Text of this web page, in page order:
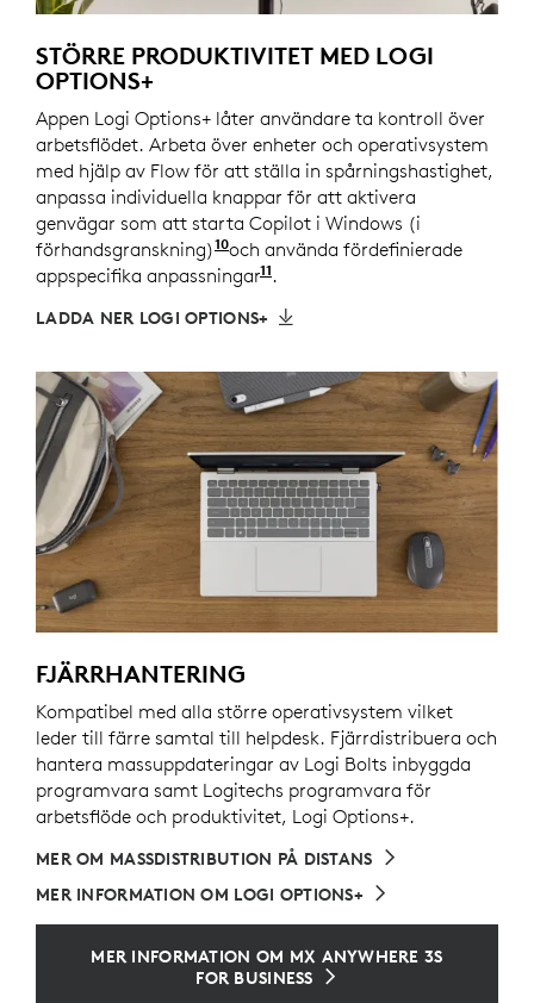
STÖRRE PRODUKTIVITET MED LOGI
OPTIONS+
Appen Logi Options+ låter användare ta kontroll över
arbetsflödet. Arbeta över enheter och operativsystem
med hjälp av Flow för att ställa in spårningshastighet,
anpassa individuella knappar för att aktivera
genvägar som att starta Copilot i Windows (i
förhandsgranskning)10Copilot i Windows (i
och använda fördefinierade
appspecifika anpassningar11 Kräver appen Logi
.
LADDA NER LOGI OPTIONS+
FJÄRRHANTERING
Kompatibel med alla större operativsystem vilket
leder till färre samtal till helpdesk. Fjärrdistribuera och
hantera massuppdateringar av Logi Bolts inbyggda
programvara samt Logitechs programvara för
arbetsflöde och produktivitet, Logi Options+.
MER OM MASSDISTRIBUTION PÅ DISTANS
MER INFORMATION OM LOGI OPTIONS+
MER INFORMATION OM MX ANYWHERE 3S
FOR BUSINESS